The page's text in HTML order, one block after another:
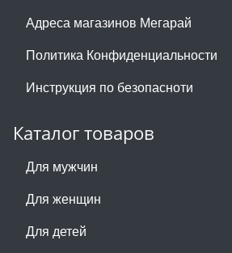
Адреса магазинов Мегарай
Политика Конфиденциальности
Инструкция по безопасноти
Каталог товаров
Для мужчин
Для женщин
Для детей